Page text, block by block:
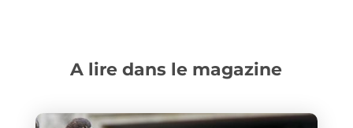
A lire dans le magazine